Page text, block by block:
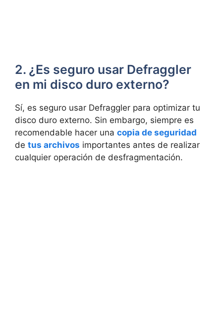
2. ¿Es seguro usar Defraggler
en mi disco duro externo?
Sí, es seguro usar Defraggler para optimizar tu
disco duro externo. Sin embargo, siempre es
recomendable hacer una copia de seguridad
de tus archivos importantes antes de realizar
cualquier operación de desfragmentación.